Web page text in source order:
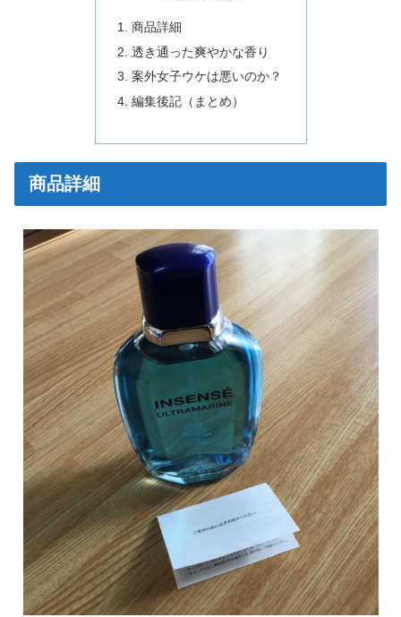
商品詳細
透き通った爽やかな香り
案外女子ウケは悪いのか？
編集後記（まとめ）
商品詳細